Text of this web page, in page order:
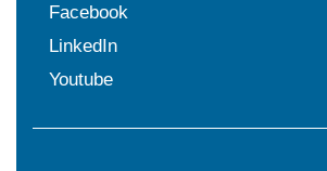
Facebook
LinkedIn
Youtube